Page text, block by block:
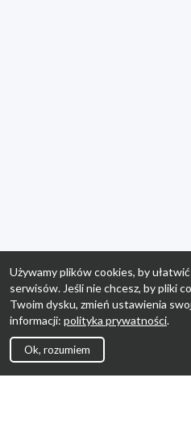
Używamy plików cookies, by
serwisów. Jeśli nie chcesz, by pliki
Twoim dysku, zmień ustawienia
informacji: polityka prywatności.
Ok, rozumiem